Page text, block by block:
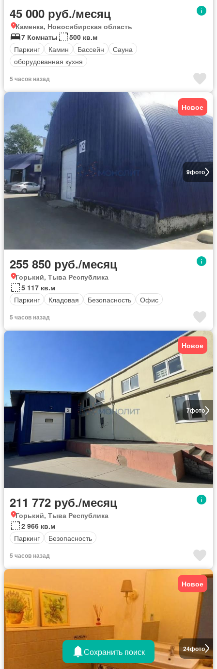
45 000 руб./месяц
Каменка, Новосибирская область
7 Комнаты
500 кв.м
Паркинг
Камин Бассейн
Сауна
оборудованная кухня
5 часов назад
9фото
Новое
255 850 руб./месяц
Горький, Тыва Республика
5 117 кв.м
Паркинг
Кладовая Безопасность Офис
5 часов назад
7фото
Новое
211 772 руб./месяц
Горький, Тыва Республика
2 966 кв.м
Паркинг
Безопасность
5 часов назад
24фото
Новое
Сохранить поиск